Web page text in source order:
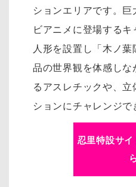
ションエリアです。
ビアニメに登場する
人形を設置し「木ノ
品の世界観を体感しな
るアスレチックや、立
ションにチャレンジで
忍里特設サ